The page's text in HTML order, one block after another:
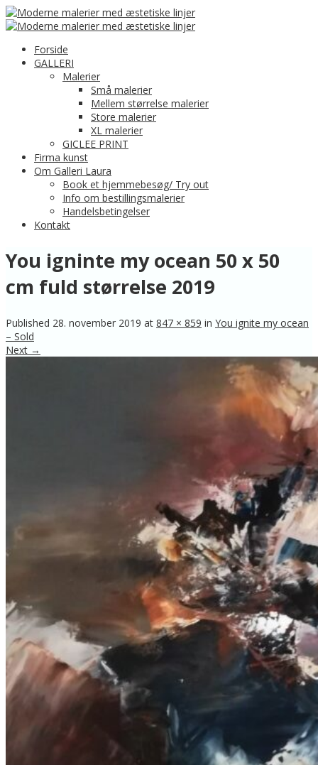
Forside
GALLERI
Malerier
Små malerier
Mellem størrelse malerier
Store malerier
XL malerier
GICLEE PRINT
Firma kunst
Om Galleri Laura
Book et hjemmebesøg/ Try out
Info om bestillingsmalerier
Handelsbetingelser
Kontakt
You igninte my ocean 50 x 50
cm fuld størrelse 2019
Published 28. november 2019 at 847 × 859 in You ignite my ocean
– Sold
Next →